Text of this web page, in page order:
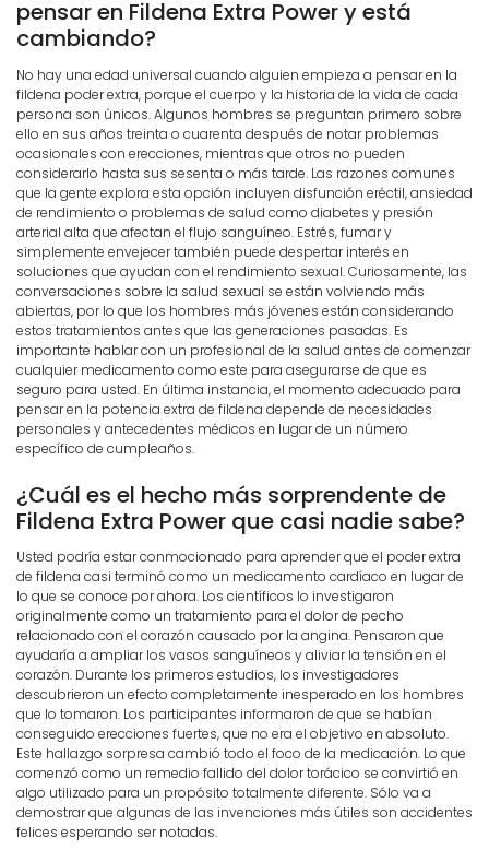
pensar en Fildena Extra Power y está
cambiando?
No hay una edad universal cuando alguien empieza a pensar en la
fildena poder extra, porque el cuerpo y la historia de la vida de cada
persona son únicos. Algunos hombres se preguntan primero sobre
ello en sus años treinta o cuarenta después de notar problemas
ocasionales con erecciones, mientras que otros no pueden
considerarlo hasta sus sesenta o más tarde. Las razones comunes
que la gente explora esta opción incluyen disfunción eréctil, ansiedad
de rendimiento o problemas de salud como diabetes y presión
arterial alta que afectan el flujo sanguíneo. Estrés, fumar y
simplemente envejecer también puede despertar interés en
soluciones que ayudan con el rendimiento sexual. Curiosamente, las
conversaciones sobre la salud sexual se están volviendo más
abiertas, por lo que los hombres más jóvenes están considerando
estos tratamientos antes que las generaciones pasadas. Es
importante hablar con un profesional de la salud antes de comenzar
cualquier medicamento como este para asegurarse de que es
seguro para usted. En última instancia, el momento adecuado para
pensar en la potencia extra de fildena depende de necesidades
personales y antecedentes médicos en lugar de un número
específico de cumpleaños.
¿Cuál es el hecho más sorprendente de
Fildena Extra Power que casi nadie sabe?
Usted podría estar conmocionado para aprender que el poder extra
de fildena casi terminó como un medicamento cardíaco en lugar de
lo que se conoce por ahora. Los científicos lo investigaron
originalmente como un tratamiento para el dolor de pecho
relacionado con el corazón causado por la angina. Pensaron que
ayudaría a ampliar los vasos sanguíneos y aliviar la tensión en el
corazón. Durante los primeros estudios, los investigadores
descubrieron un efecto completamente inesperado en los hombres
que lo tomaron. Los participantes informaron de que se habían
conseguido erecciones fuertes, que no era el objetivo en absoluto.
Este hallazgo sorpresa cambió todo el foco de la medicación. Lo que
comenzó como un remedio fallido del dolor torácico se convirtió en
algo utilizado para un propósito totalmente diferente. Sólo va a
demostrar que algunas de las invenciones más útiles son accidentes
felices esperando ser notadas.